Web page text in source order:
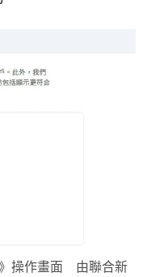
操作畫面 由聯合新